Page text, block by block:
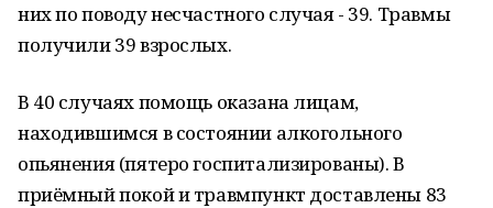
них по поводу несчастного случая - 39. Травмы
получили 39 взрослых.
В 40 случаях помощь оказана лицам,
находившимся в состоянии алкогольного
опьянения (пятеро госпитализированы). В
приёмный покой и травмпункт доставлены 83